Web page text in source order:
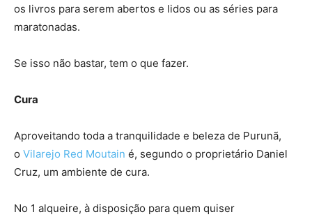
os livros para serem abertos e lidos ou as séries para
maratonadas.
Se isso não bastar, tem o que fazer.
Cura
Aproveitando toda a tranquilidade e beleza de Purunã,
o Vilarejo Red Moutain é, segundo o proprietário Daniel
Cruz, um ambiente de cura.
No 1 alqueire, à disposição para quem quiser